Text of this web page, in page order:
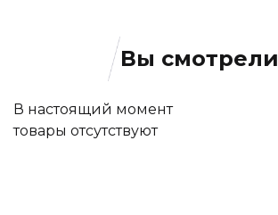
Вы смотрели
В настоящий момент
товары отсутствуют